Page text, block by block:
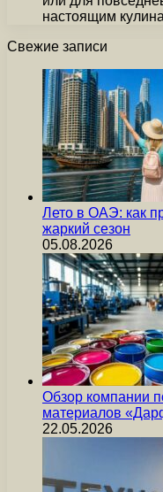
настоящим
Свежие записи
Лето в ОАЭ: как
жаркий сезон
05.08.2026
Обзор компании
материалов
22.05.2026